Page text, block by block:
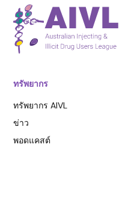
ทรัพยากร
ทรัพยากร AIVL
ข่าว
พอดแคสต์